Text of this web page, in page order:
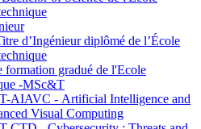
d’Ingénieur diplômé de l’École
formation gradué de l'Ecole
-MSc&T
AIAVC - Artificial Intelligence and
Visual Computing